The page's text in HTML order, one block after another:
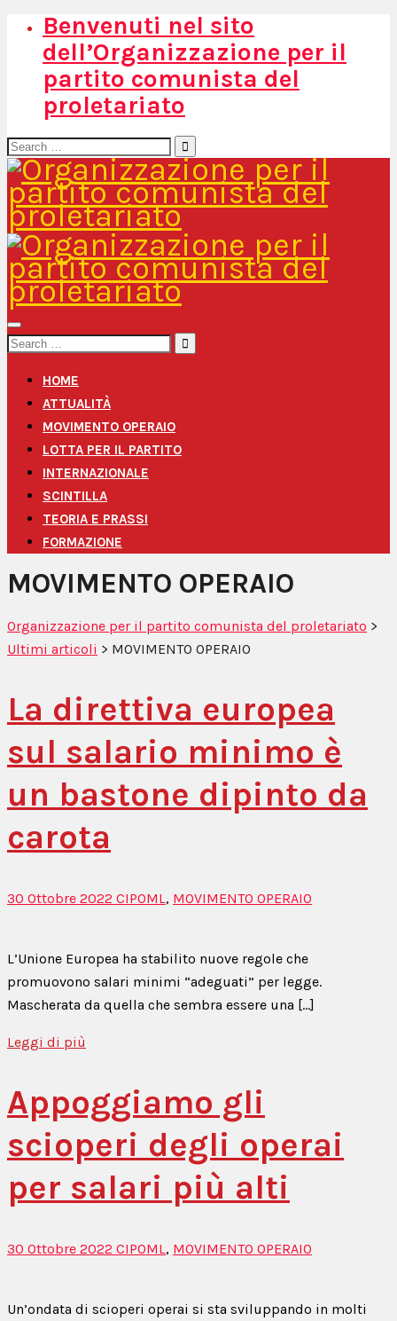
Benvenuti nel sito
dell’Organizzazione per il
partito comunista del
proletariato
Search
for:
Search
HOME
ATTUALITÀ
MOVIMENTO OPERAIO
LOTTA PER IL PARTITO
INTERNAZIONALE
SCINTILLA
TEORIA E PRASSI
FORMAZIONE
MOVIMENTO OPERAIO
Organizzazione per il partito comunista del proletariato >
Ultimi articoli > MOVIMENTO OPERAIO
La direttiva europea
sul salario minimo è
un bastone dipinto da
carota
30 Ottobre 2022 CIPOML, MOVIMENTO OPERAIO
L’Unione Europea ha stabilito nuove regole che
promuovono salari minimi “adeguati” per legge.
Mascherata da quella che sembra essere una […]
Leggi di più
Appoggiamo gli
scioperi degli operai
per salari più alti
30 Ottobre 2022 CIPOML, MOVIMENTO OPERAIO
Un’ondata di scioperi operai si sta sviluppando in molti